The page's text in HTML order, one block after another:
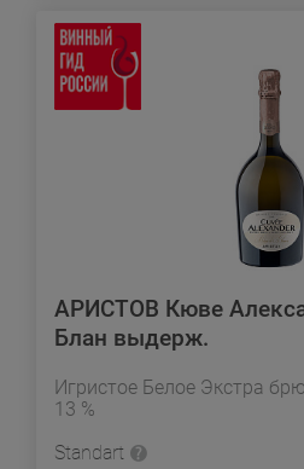
АРИСТОВ Кюве
Блан выдерж.
Игристое Белое Экстра
13 %
Standart